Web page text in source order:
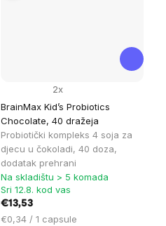
BrainMax Kid’s Probiotics
Chocolate, 40 dražeja
Probiotički kompleks 4 soja za
djecu u čokoladi, 40 doza,
dodatak prehrani
2x
Na skladištu > 5 komada
Sri 12.8. kod vas
€13,53
Cijena
€0,34 / 1 capsule